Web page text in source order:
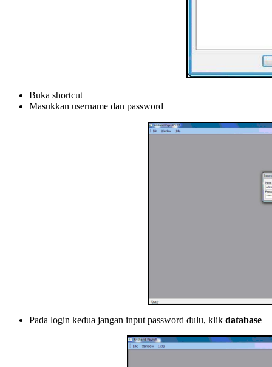
Buka shortcut
Masukkan username dan password
Pada login kedua jangan input password dulu, klik database